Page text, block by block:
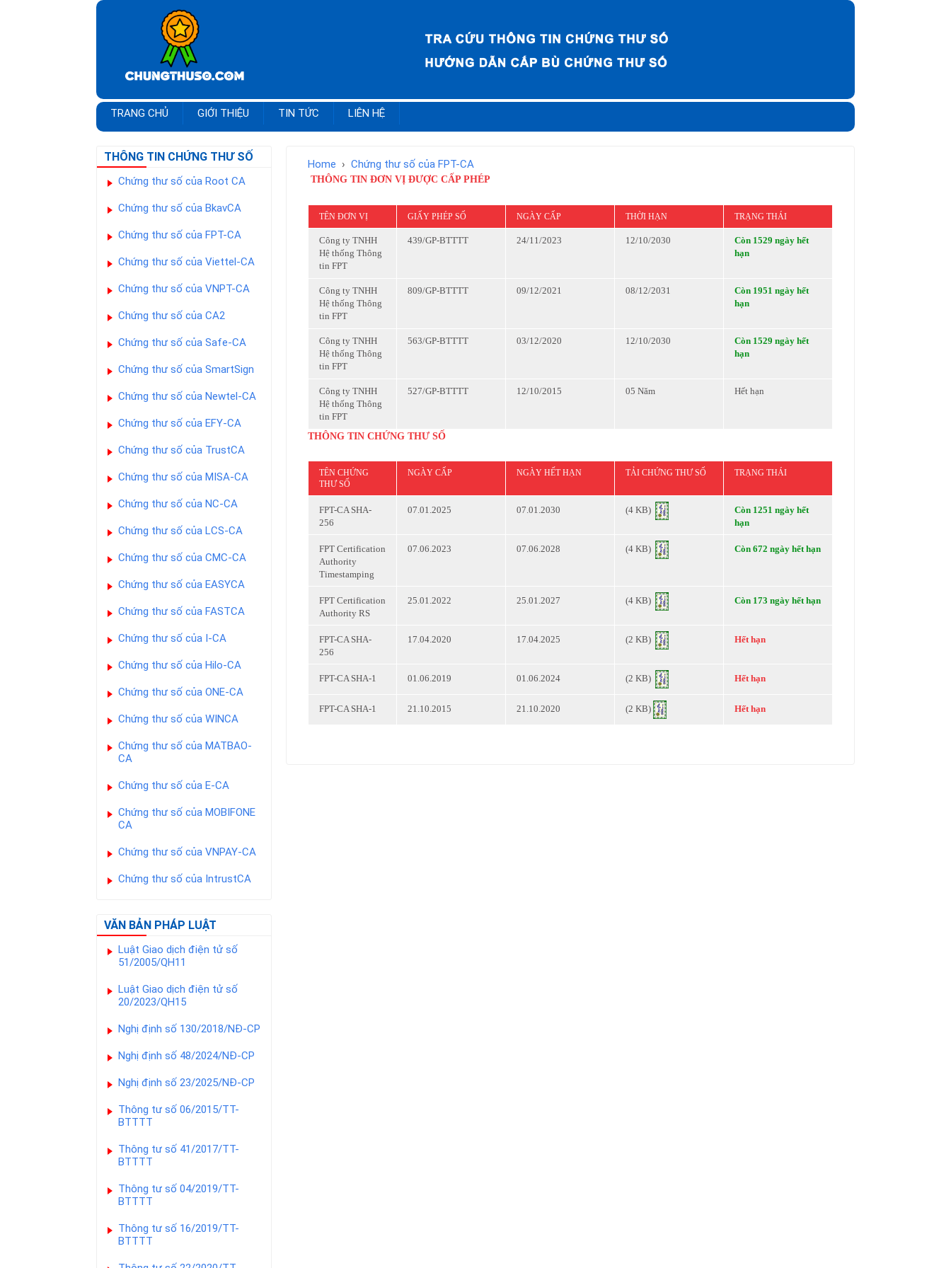
TRANG CHỦ GIỚI THIỆU TIN TỨC LIÊN HỆ
THÔNG TIN CHỨNG THƯ SỐ
Chứng thư số của Root CA
Chứng thư số của BkavCA
Chứng thư số của FPT-CA
Chứng thư số của Viettel-CA
Chứng thư số của VNPT-CA
Chứng thư số của CA2
Chứng thư số của Safe-CA
Chứng thư số của SmartSign
Chứng thư số của Newtel-CA
Chứng thư số của EFY-CA
Chứng thư số của TrustCA
Chứng thư số của MISA-CA
Chứng thư số của NC-CA
Chứng thư số của LCS-CA
Chứng thư số của CMC-CA
Chứng thư số của EASYCA
Chứng thư số của FASTCA
Chứng thư số của I-CA
Chứng thư số của Hilo-CA
Chứng thư số của ONE-CA
Chứng thư số của WINCA
Chứng thư số của MATBAO-
CA
Chứng thư số của E-CA
Chứng thư số của MOBIFONE
CA
Chứng thư số của VNPAY-CA
Chứng thư số của IntrustCA
VĂN BẢN PHÁP LUẬT
Luật Giao dịch điện tử số
51/2005/QH11
Luật Giao dịch điện tử số
20/2023/QH15
Nghị định số 130/2018/NĐ-CP
Nghị định số 48/2024/NĐ-CP
Nghị định số 23/2025/NĐ-CP
Thông tư số 06/2015/TT-
BTTTT
Thông tư số 41/2017/TT-
BTTTT
Thông tư số 04/2019/TT-
BTTTT
Thông tư số 16/2019/TT-
BTTTT
Home › Chứng thư số của FPT-CA
THÔNG TIN ĐƠN VỊ ĐƯỢC CẤP PHÉP
TÊN ĐƠN VỊ GIẤY PHÉP SỐ NGÀY CẤP THỜI HẠN TRẠNG THÁI
Công ty TNHH
Hệ thống Thông
tin FPT
439/GP-BTTTT 24/11/2023 12/10/2030
Còn 1529 ngày hết
hạn
Công ty TNHH
Hệ thống Thông
tin FPT
809/GP-BTTTT 09/12/2021 08/12/2031
Còn 1951 ngày hết
hạn
Công ty TNHH
Hệ thống Thông
tin FPT
563/GP-BTTTT 03/12/2020 12/10/2030
Còn 1529 ngày hết
hạn
Công ty TNHH
Hệ thống Thông
tin FPT
527/GP-BTTTT 12/10/2015 05 Năm Hết hạn
THÔNG TIN CHỨNG THƯ SỐ
TÊN CHỨNG
THƯ SỐ
NGÀY CẤP NGÀY HẾT HẠN TẢI CHỨNG THƯ SỐ TRẠNG THÁI
FPT-CA SHA-
256
07.01.2025 07.01.2030 (4 KB)
Còn 1251 ngày hết
hạn
FPT Certification
Authority
Timestamping
07.06.2023 07.06.2028 (4 KB) Còn 672 ngày hết hạn
FPT Certification
Authority RS
25.01.2022 25.01.2027 (4 KB) Còn 173 ngày hết hạn
FPT-CA SHA-
256
17.04.2020 17.04.2025 (2 KB) Hết hạn
FPT-CA SHA-1 01.06.2019 01.06.2024 (2 KB) Hết hạn
FPT-CA SHA-1 21.10.2015 21.10.2020 (2 KB) Hết hạn